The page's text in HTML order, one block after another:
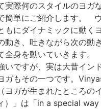
実際何のスタイルのヨガ
簡単にご紹介します。
もにダイナミックに動く
動き、吐きながら次の動
全身を動いていきます。
いですが、実は大昔イン
ガもその一つです。
ヨガが生まれたところの
）」は「in a special way